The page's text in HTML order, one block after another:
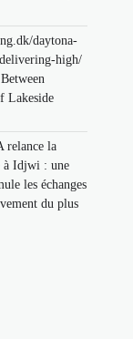
daytona-
high/
Lakeside
relance la
à Idjwi : une
les échanges
du plus